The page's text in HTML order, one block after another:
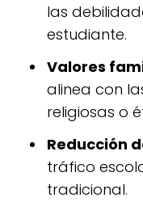
las
estudiante.
Valores
alinea con
religiosas o
Reducción
tráfico
tradicional.